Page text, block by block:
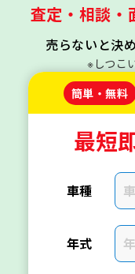
査定・相談・
売らないと決
※しつこ
簡単・無料
最短
車種
年式